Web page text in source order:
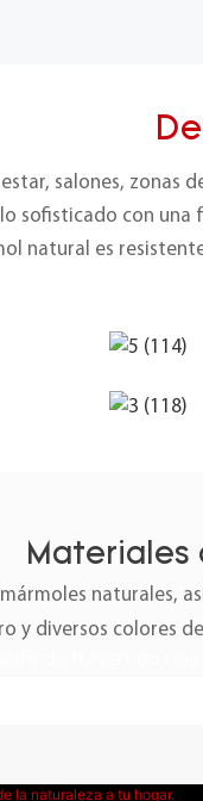
salones, zonas
sofisticado con una
natural es
Materiales
naturales,
y diversos colores